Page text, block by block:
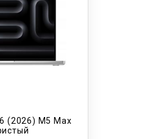
(2026) M5 Max